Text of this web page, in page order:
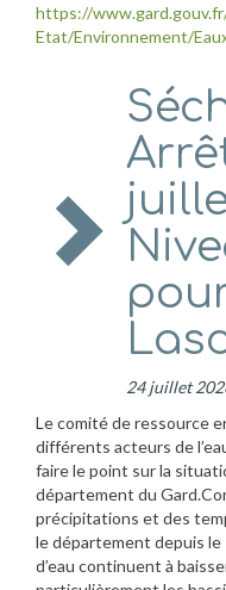
https://
Etat/Environnement/
24 juillet
Le comité de ressource
différents acteurs de
faire le point sur la
département du
précipitations et des
le département depuis le
d’eau continuent à